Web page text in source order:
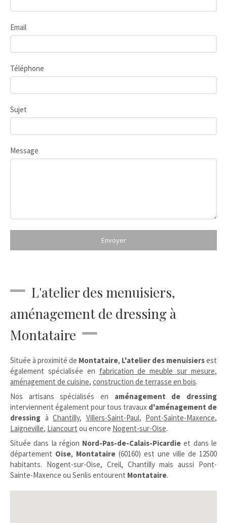
Email
Téléphone
Sujet
Message
Envoyer
L'atelier des menuisiers,
aménagement de dressing à
Montataire
Située à proximité de Montataire, L'atelier des menuisiersest
également spécialisée en fabrication de meuble sur mesure,
aménagement de cuisine, construction de terrasse en bois.
Nos artisans spécialisés en aménagement de dressing
interviennent également pour tous travaux d'aménagement de
dressing à Chantilly, Villers-Saint-Paul, Pont-Sainte-Maxence,
Laigneville, Liancourt ou encore Nogent-sur-Oise.
Située dans la région Nord-Pas-de-Calais-Picardie et dans le
département Oise, Montataire (60160) est une ville de 12500
habitants. Nogent-sur-Oise, Creil, Chantilly mais aussi Pont-
Sainte-Maxence ou Senlis entourent Montataire.